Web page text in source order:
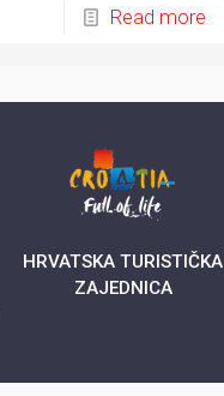
Read more
HRVATSKA TURISTIČKA
ZAJEDNICA